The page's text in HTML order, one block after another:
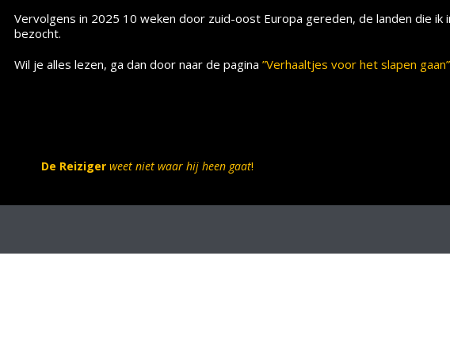
Vervolgens in 2025 10 weken door zuid-oost Europa gereden, de landen die ik
bezocht.
Wil je alles lezen, ga dan door naar de pagina ”Verhaaltjes voor het slapen gaan”
De Reiziger weet niet waar hij heen gaat!